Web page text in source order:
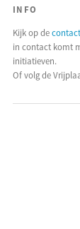
INFO
Kijk op de
in contact komt
initiatieven.
Of volg de